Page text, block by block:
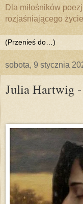
Dla miłośników
rozjaśniającego
sobota, 9 stycznia
Julia Hartwig